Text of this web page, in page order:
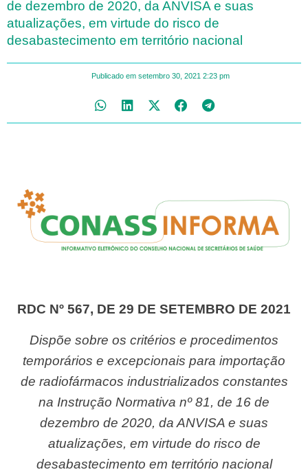
de dezembro de 2020, da ANVISA e suas
atualizações, em virtude do risco de
desabastecimento em território nacional
Publicado em setembro 30, 2021 2:23 pm
RDC Nº 567, DE 29 DE SETEMBRO DE 2021
Dispõe sobre os critérios e procedimentos
temporários e excepcionais para importação
de radiofármacos industrializados constantes
na Instrução Normativa nº 81, de 16 de
dezembro de 2020, da ANVISA e suas
atualizações, em virtude do risco de
desabastecimento em território nacional